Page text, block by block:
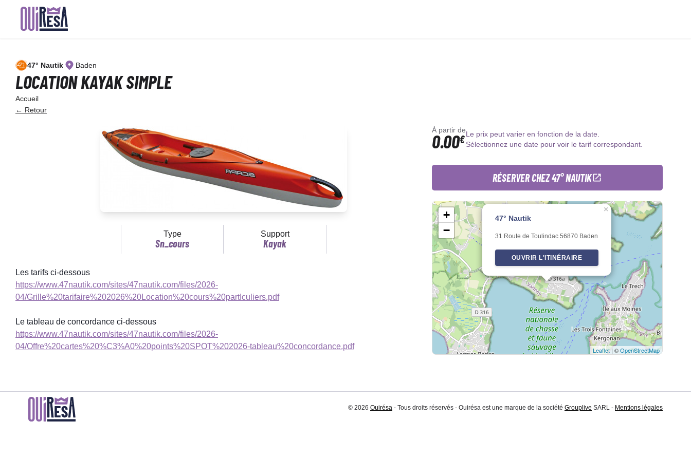
principal47° Nautik Baden
LOCATION KAYAK SIMPLE
Accueil
← Retour
Type
Sn_cours
Support
Kayak
Les tarifs ci-dessous
https://www.47nautik.com/sites/47nautik.com/files/2026-
04/Grille%20tarifaire%202026%20Location%20cours%20partIculiers.pdf
Le tableau de concordance ci-dessous
https://www.47nautik.com/sites/47nautik.com/files/2026-
04/Offre%20cartes%20%C3%A0%20points%20SPOT%202026-tableau%20concordance.pdf
À partir de
0.00€Le prix peut varier en fonction de la date.
Sélectionnez une date pour voir le tarif correspondant.
RÉSERVER CHEZ 47° NAUTIK
47° Nautik
31 Route de Toulindac 56870 Baden
OUVRIR L'ITINÉRAIRE
×
+
−
Leaflet| ©OpenStreetMap
© 2026 Ouirésa - Tous droits réservés - Ouirésa est une marque de la société Grouplive SARL - Mentions légales